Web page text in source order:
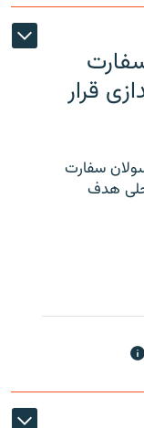
قرار
سفارت
هدف